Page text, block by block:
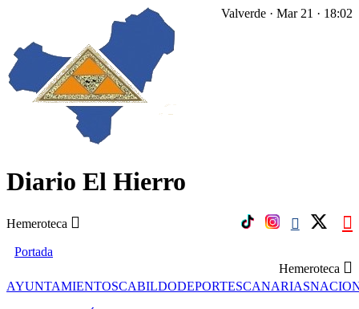
Diario El Hierro
Hemeroteca
Valverde · Mar 21 · 18:02
Portada
Hemeroteca
AYUNTAMIENTOSCABILDODEPORTESCANARIAS